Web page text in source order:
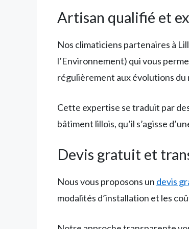
Artisan qualifié et
Nos climaticiens partenaires à
l’Environnement) qui vous
régulièrement aux évolutions du
Cette expertise se traduit par
bâtiment lillois, qu’il s’agisse
Devis gratuit et
Nous vous proposons un devis
modalités d’installation et les